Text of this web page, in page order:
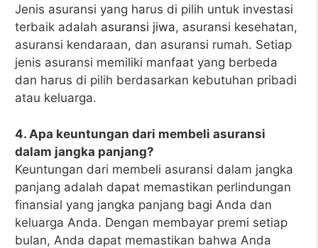
Jenis asuransi yang harus di pilih untuk investasi
terbaik adalah asuransi jiwa, asuransi kesehatan,
asuransi kendaraan, dan asuransi rumah. Setiap
jenis asuransi memiliki manfaat yang berbeda
dan harus di pilih berdasarkan kebutuhan pribadi
atau keluarga.
4. Apa keuntungan dari membeli asuransi
dalam jangka panjang?
Keuntungan dari membeli asuransi dalam jangka
panjang adalah dapat memastikan perlindungan
finansial yang jangka panjang bagi Anda dan
keluarga Anda. Dengan membayar premi setiap
bulan, Anda dapat memastikan bahwa Anda